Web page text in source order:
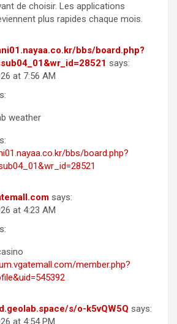
de choisir. Les applications
plus rapides chaque mois.
bbs/board.php?
says:
at 7:56 AM
weather
bbs/board.php?
says:
at 4:23 AM
member.php?
s/o-k5vQW5Q says:
at 4:54 PM